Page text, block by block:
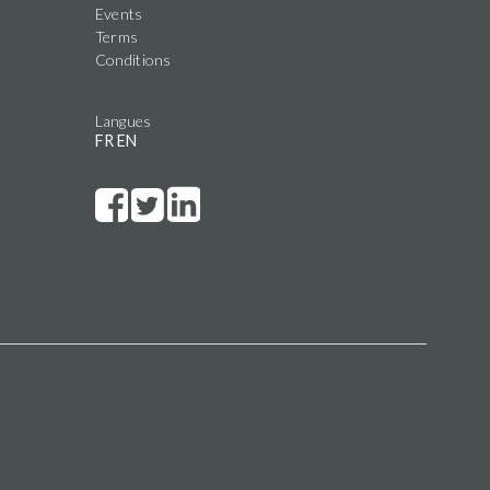
Events
Terms
Conditions
Langues
FR EN